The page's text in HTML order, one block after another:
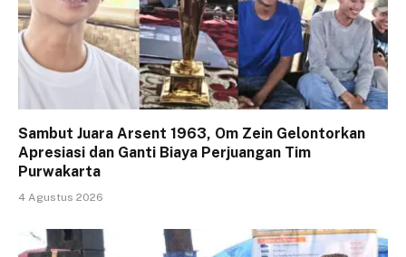
Sambut Juara Arsent 1963, Om Zein Gelontorkan
Apresiasi dan Ganti Biaya Perjuangan Tim
Purwakarta
4 Agustus 2026